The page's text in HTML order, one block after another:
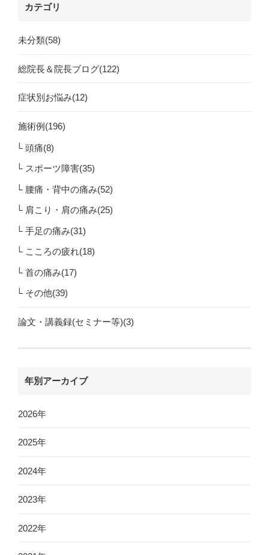
カテゴリ
未分類(58)
総院長＆院長ブログ(122)
症状別お悩み(12)
施術例(196)
頭痛(8)
スポーツ障害(35)
腰痛・背中の痛み(52)
肩こり・肩の痛み(25)
手足の痛み(31)
こころの疲れ(18)
首の痛み(17)
その他(39)
論文・講義録(セミナー等)(3)
年別アーカイブ
2026年
2025年
2024年
2023年
2022年